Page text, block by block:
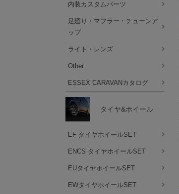
内装カスタムパーツ
足廻り・マフラー・チューンア
ップ
ライト・レンズ
Other
ESSEX CARAVANカタログ
タイヤ&ホイール
EF タイヤホイールSET
ENCS タイヤホイールSET
EUタイヤホイールSET
EWタイヤホイールSET